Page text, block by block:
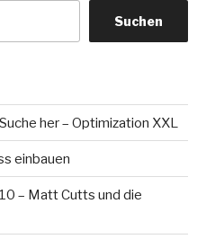
Suchen
her – Optimization XXL
einbauen
– Matt Cutts und die